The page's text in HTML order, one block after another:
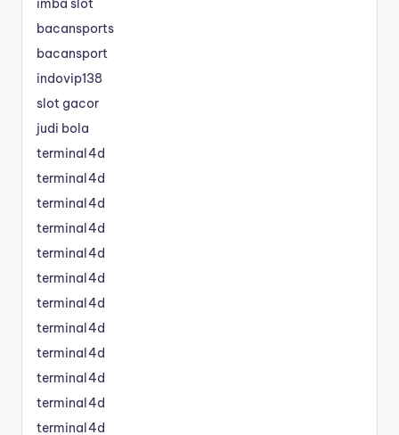
imba slot
bacansports
bacansport
indovip138
slot gacor
judi bola
terminal4d
terminal4d
terminal4d
terminal4d
terminal4d
terminal4d
terminal4d
terminal4d
terminal4d
terminal4d
terminal4d
terminal4d